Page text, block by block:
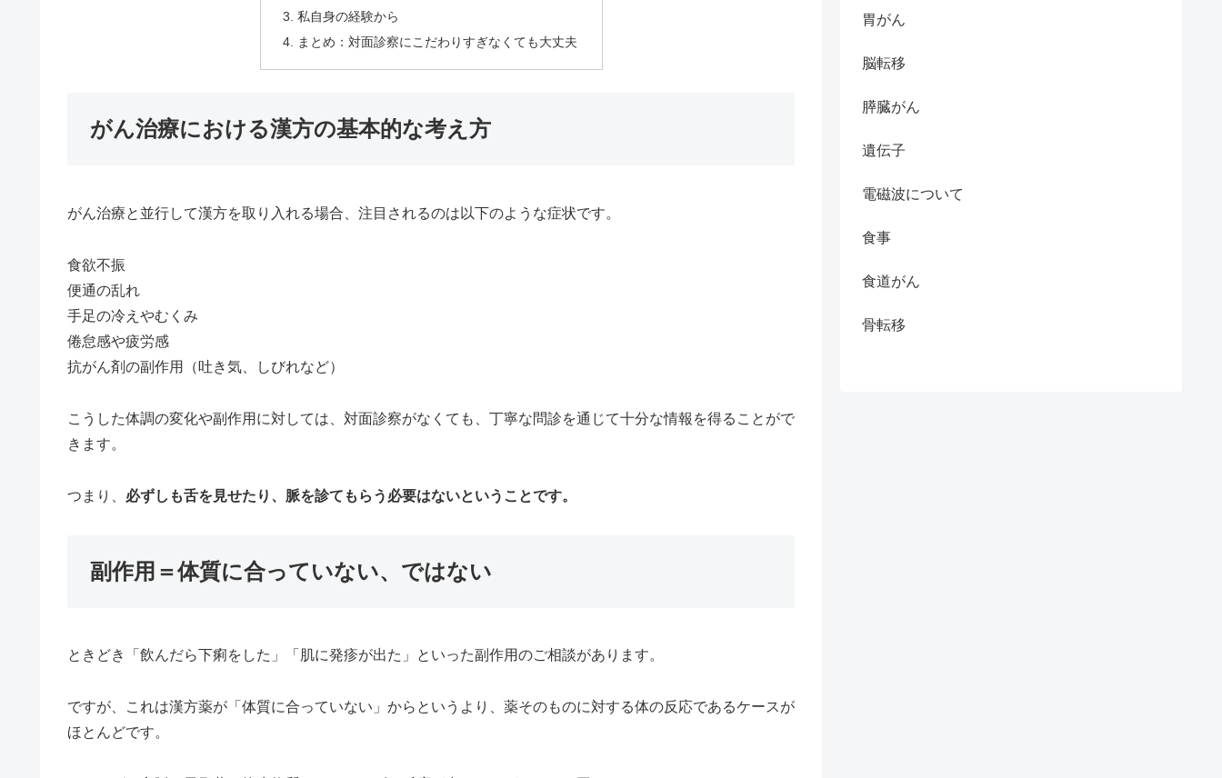
私自身の経験から
まとめ：対面診察にこだわりすぎなくても大丈夫
がん治療における漢方の基本的な考え方
がん治療と並行して漢方を取り入れる場合、注目されるのは以下のような症状です。
食欲不振
便通の乱れ
手足の冷えやむくみ
倦怠感や疲労感
抗がん剤の副作用（吐き気、しびれなど）
こうした体調の変化や副作用に対しては、対面診察がなくても、丁寧な問診を通じて十分な情報を得ることがで
きます。
つまり、 必ずしも舌を見せたり、脈を診てもらう必要はないということです。
副作用＝体質に合っていない、ではない
ときどき「飲んだら下痢をした」「肌に発疹が出た」といった副作用のご相談があります。
ですが、これは漢方薬が「体質に合っていない」からというより、薬そのものに対する体の反応であるケースが
ほとんどです。
胃がん
脳転移
膵臓がん
遺伝子
電磁波について
食事
食道がん
骨転移